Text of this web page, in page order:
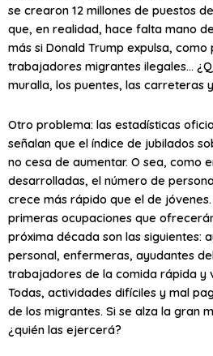
se crearon 12 millones de puestos
que, en realidad, hace falta mano
más si Donald Trump expulsa, como
trabajadores migrantes ilegales…
muralla, los puentes, las carreteras
Otro problema: las estadísticas
señalan que el índice de jubilados
no cesa de aumentar. O sea, como
desarrolladas, el número de
crece más rápido que el de jóvenes.
primeras ocupaciones que
próxima década son las siguientes:
personal, enfermeras, ayudantes
trabajadores de la comida rápida y
Todas, actividades difíciles y mal
de los migrantes. Si se alza la gran
¿quién las ejercerá?